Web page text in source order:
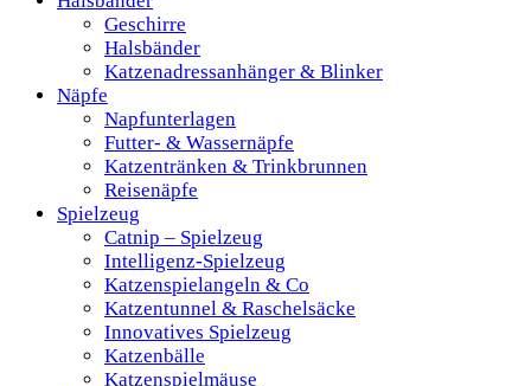
Geschirre
Halsbänder
Katzenadressanhänger & Blinker
Näpfe
Napfunterlagen
Futter- & Wassernäpfe
Katzentränken & Trinkbrunnen
Reisenäpfe
Spielzeug
Catnip – Spielzeug
Intelligenz-Spielzeug
Katzenspielangeln & Co
Katzentunnel & Raschelsäcke
Innovatives Spielzeug
Katzenbälle
Katzenspielmäuse